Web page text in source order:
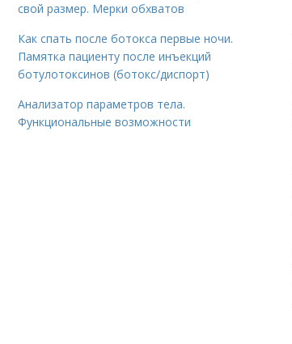
свой размер. Мерки обхватов
Как спать после ботокса первые ночи.
Памятка пациенту после инъекций
ботулотоксинов (ботокс/диспорт)
Анализатор параметров тела.
Функциональные возможности